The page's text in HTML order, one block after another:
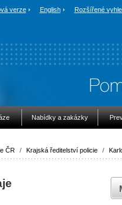
verze English Rozšířené
Nabídky a zakázky
ČR / Krajská ředitelství policie /